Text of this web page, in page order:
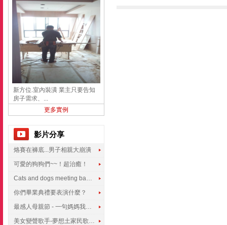
新方位.室內裝潢 業主只要告知
房子需求、...
更多實例
影片分享
烙賽在褲底...男子相親大崩潰
可愛的狗狗們~~！超治癒！
Cats and dogs meeting babies for the first time
你們畢業典禮要表演什麼？
最感人母親節 - 一句媽媽我愛你
美女變聲歌手-夢想土家民歌傳遍世界